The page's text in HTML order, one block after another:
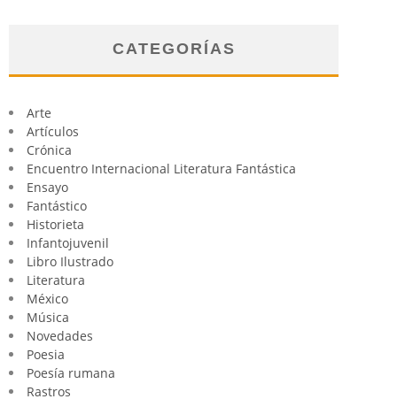
CATEGORÍAS
Arte
Artículos
Crónica
Encuentro Internacional Literatura Fantástica
Ensayo
Fantástico
Historieta
Infantojuvenil
Libro Ilustrado
Literatura
México
Música
Novedades
Poesia
Poesía rumana
Rastros